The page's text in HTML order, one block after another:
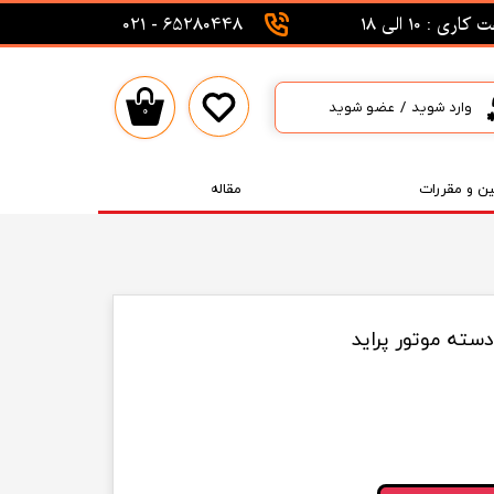
و مقررات مقاله
: 10 الی 18 65280448 - 021
۰ وارد شوید / عضو شوید
حساب کاربری من
تغییر گذر واژه
موتور پراید